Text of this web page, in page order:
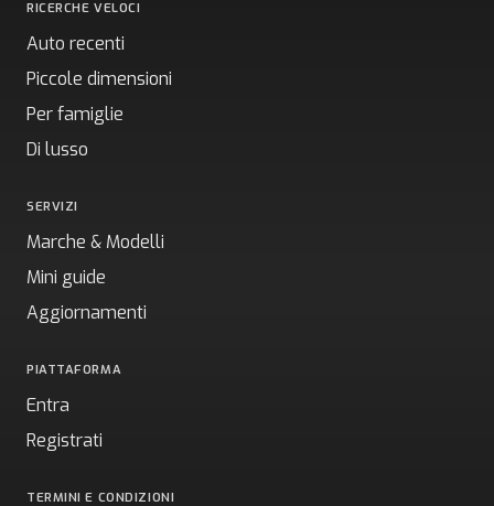
RICERCHE VELOCI
Auto recenti
Piccole dimensioni
Per famiglie
Di lusso
SERVIZI
Marche & Modelli
Mini guide
Aggiornamenti
PIATTAFORMA
Entra
Registrati
TERMINI E CONDIZIONI